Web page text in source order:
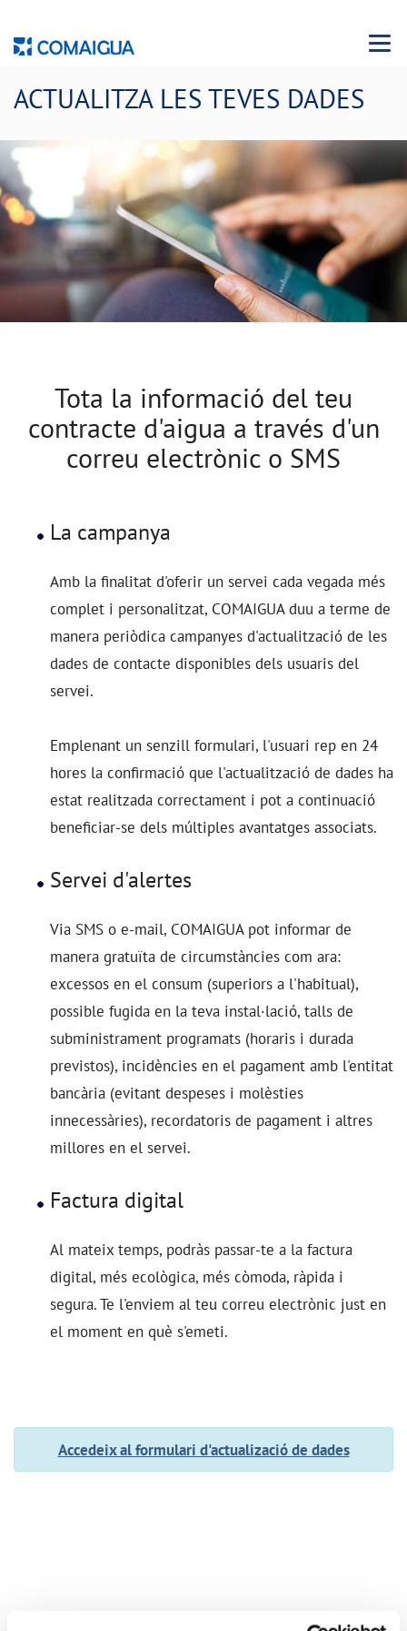
Menu
ACTUALITZA LES TEVES DADES
Tota la informació del teu
contracte d'aigua a través d'un
correu electrònic o SMS
La campanya
Amb la finalitat d'oferir un servei cada vegada més
complet i personalitzat, COMAIGUA duu a terme de
manera periòdica campanyes d'actualització de les
dades de contacte disponibles dels usuaris del
servei.
Emplenant un senzill formulari, l'usuari rep en 24
hores la confirmació que l'actualització de dades ha
estat realitzada correctament i pot a continuació
beneficiar-se dels múltiples avantatges associats.
Servei d'alertes
Via SMS o e-mail, COMAIGUA pot informar de
manera gratuïta de circumstàncies com ara:
excessos en el consum (superiors a l'habitual),
possible fugida en la teva instal·lació, talls de
subministrament programats (horaris i durada
previstos), incidències en el pagament amb l'entitat
bancària (evitant despeses i molèsties
innecessàries), recordatoris de pagament i altres
millores en el servei.
Factura digital
Al mateix temps, podràs passar-te a la factura
digital, més ecològica, més còmoda, ràpida i
segura. Te l'enviem al teu correu electrònic just en
el moment en què s'emeti.
Accedeix al formulari d'actualizació de dades